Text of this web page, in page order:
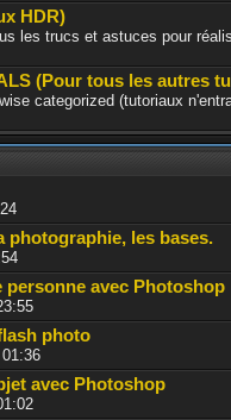
HDR)
les trucs et astuces pour
(Pour tous les autres
categorized (tutoriaux
photographie, les bases.
avec Photoshop
photo
avec Photoshop